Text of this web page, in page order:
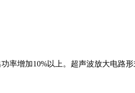
率增加10%以上。超声波放大电路